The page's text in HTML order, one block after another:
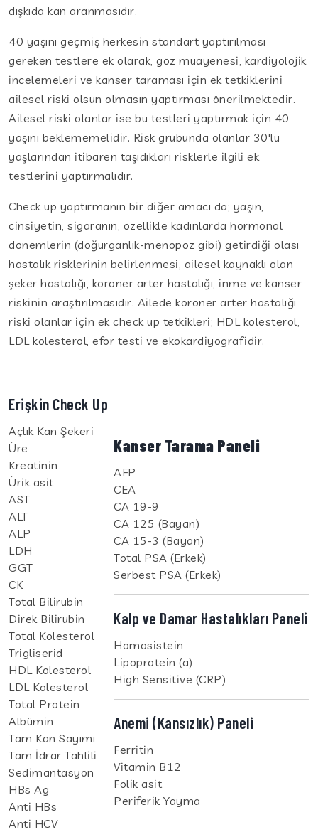
dışkıda kan aranmasıdır.
40 yaşını geçmiş herkesin standart yaptırılması
gereken testlere ek olarak, göz muayenesi, kardiyolojik
incelemeleri ve kanser taraması için ek tetkiklerini
ailesel riski olsun olmasın yaptırması önerilmektedir.
Ailesel riski olanlar ise bu testleri yaptırmak için 40
yaşını beklememelidir. Risk grubunda olanlar 30'lu
yaşlarından itibaren taşıdıkları risklerle ilgili ek
testlerini yaptırmalıdır.
Check up yaptırmanın bir diğer amacı da; yaşın,
cinsiyetin, sigaranın, özellikle kadınlarda hormonal
dönemlerin (doğurganlık-menopoz gibi) getirdiği olası
hastalık risklerinin belirlenmesi, ailesel kaynaklı olan
şeker hastalığı, koroner arter hastalığı, inme ve kanser
riskinin araştırılmasıdır. Ailede koroner arter hastalığı
riski olanlar için ek check up tetkikleri; HDL kolesterol,
LDL kolesterol, efor testi ve ekokardiyografidir.
Erişkin Check Up
Açlık Kan Şekeri
Üre
Kreatinin
Ürik asit
AST
ALT
ALP
LDH
GGT
CK
Total Bilirubin
Direk Bilirubin
Total Kolesterol
Trigliserid
HDL Kolesterol
LDL Kolesterol
Total Protein
Albümin
Tam Kan Sayımı
Tam İdrar Tahlili
Sedimantasyon
HBs Ag
Anti HBs
Anti HCV
Kanser Tarama Paneli
AFP
CEA
CA 19-9
CA 125 (Bayan)
CA 15-3 (Bayan)
Total PSA (Erkek)
Serbest PSA (Erkek)
Kalp ve Damar Hastalıkları Paneli
Homosistein
Lipoprotein (a)
High Sensitive (CRP)
Anemi (Kansızlık) Paneli
Ferritin
Vitamin B12
Folik asit
Periferik Yayma